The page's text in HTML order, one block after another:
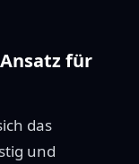
für
das
und